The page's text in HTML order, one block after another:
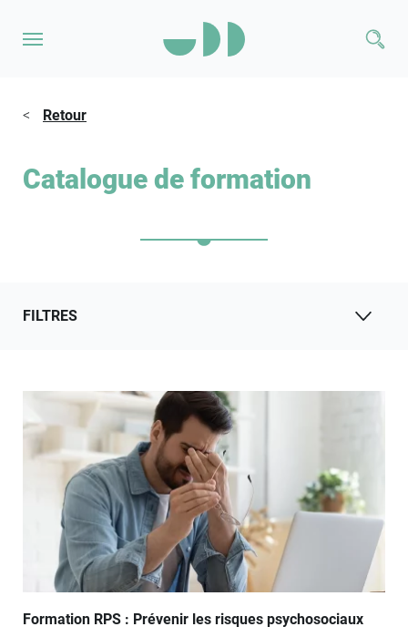
< Retour
Catalogue de formation
FILTRES
Formation RPS : Prévenir les risques psychosociaux